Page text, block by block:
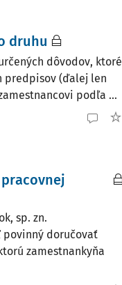
druhu
dôvodov, ktoré
predpisov (ďalej len
podľa ...
sp. zn.
povinný doručovať
zamestnankyňa